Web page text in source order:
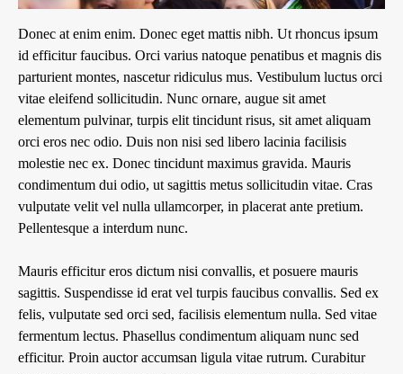
Donec at enim enim. Donec eget mattis nibh. Ut rhoncus ipsum
id efficitur faucibus. Orci varius natoque penatibus et magnis dis
parturient montes, nascetur ridiculus mus. Vestibulum luctus orci
vitae eleifend sollicitudin. Nunc ornare, augue sit amet
elementum pulvinar, turpis elit tincidunt risus, sit amet aliquam
orci eros nec odio. Duis non nisi sed libero lacinia facilisis
molestie nec ex. Donec tincidunt maximus gravida. Mauris
condimentum dui odio, ut sagittis metus sollicitudin vitae. Cras
vulputate velit vel nulla ullamcorper, in placerat ante pretium.
Pellentesque a interdum nunc.
Mauris efficitur eros dictum nisi convallis, et posuere mauris
sagittis. Suspendisse id erat vel turpis faucibus convallis. Sed ex
felis, vulputate sed orci sed, facilisis elementum nulla. Sed vitae
fermentum lectus. Phasellus condimentum aliquam nunc sed
efficitur. Proin auctor accumsan ligula vitae rutrum. Curabitur